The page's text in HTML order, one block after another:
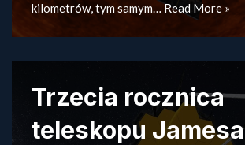
kilometrów, tym samym… Read More »
Trzecia rocznica
teleskopu Jamesa